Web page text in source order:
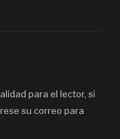
para el lector, si
su correo para